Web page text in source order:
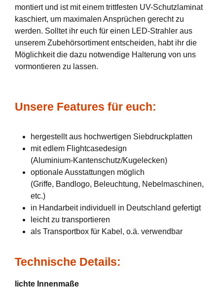
montiert und ist mit einem trittfesten UV-Schutzlaminat
kaschiert, um maximalen Ansprüchen gerecht zu
werden. Solltet ihr euch für einen LED-Strahler aus
unserem Zubehörsortiment entscheiden, habt ihr die
Möglichkeit die dazu notwendige Halterung von uns
vormontieren zu lassen.
Unsere Features für euch:
hergestellt aus hochwertigen Siebdruckplatten
mit edlem Flightcasedesign
(Aluminium-Kantenschutz/Kugelecken)
optionale Ausstattungen möglich
(Griffe, Bandlogo, Beleuchtung, Nebelmaschinen,
etc.)
in Handarbeit individuell in Deutschland gefertigt
leicht zu transportieren
als Transportbox für Kabel, o.ä. verwendbar
Technische Details:
lichte Innenmaße